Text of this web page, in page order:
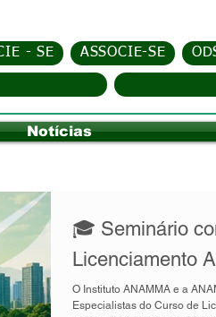
- SE ASSOCIE-SE
Notícias
🎓 Seminário
Licenciamento
O Instituto ANAMMA e a ANAMMA convida você para o
Especialistas do Curso de